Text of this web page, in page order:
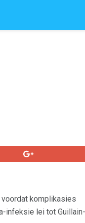
komplikasies
infeksie lei tot Guillain-